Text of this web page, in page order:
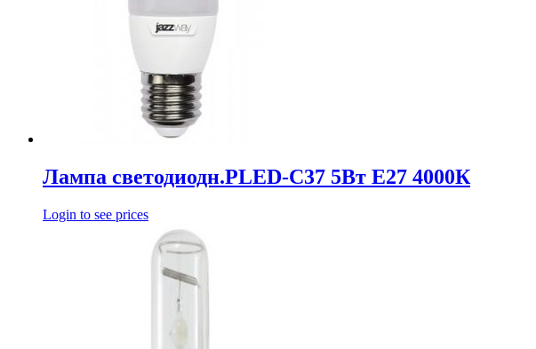
Лампа светодиодн.PLED-С37 5Вт Е27 4000К
Login to see prices